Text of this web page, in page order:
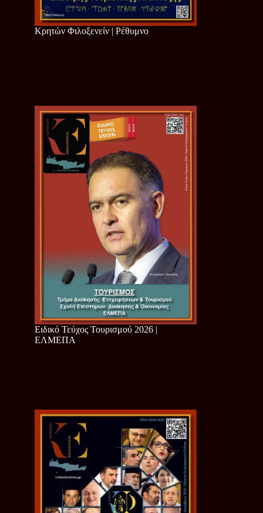
Κρητών Φιλοξενείν | Ρέθυμνο
Ειδικό Τεύχος Τουρισμού 2026 |
ΕΛΜΕΠΑ